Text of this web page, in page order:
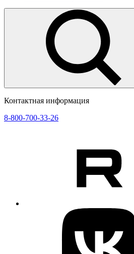
Контактная информация
8-800-700-33-26